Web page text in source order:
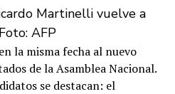
Martinelli vuelve a
AFP
la misma fecha al nuevo
de la Asamblea Nacional.
se destacan: el